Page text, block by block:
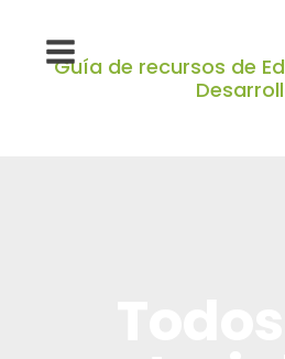
Guía de recursos de